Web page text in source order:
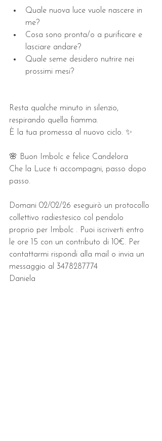
Quale nuova luce vuole nascere in
me?
Cosa sono pronta/o a purificare e
lasciare andare?
Quale seme desidero nutrire nei
prossimi mesi?
Resta qualche minuto in silenzio,
respirando quella fiamma.
È la tua promessa al nuovo ciclo. ✨
🌸 Buon Imbolc e felice Candelora
Che la Luce ti accompagni, passo dopo
passo.
Domani 02/02/26 eseguirò un protocollo
collettivo radiestesico col pendolo
proprio per Imbolc . Puoi iscriverti entro
le ore 15 con un contributo di 10€. Per
contattarmi rispondi alla mail o invia un
messaggio al 3478287774
Daniela